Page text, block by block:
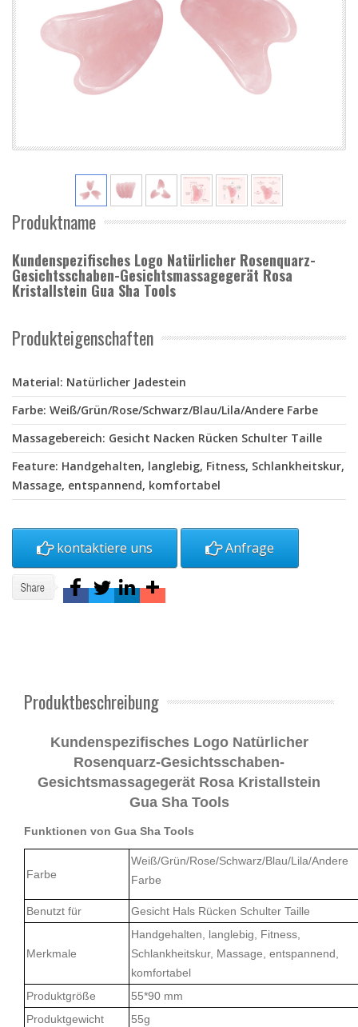
Produktname
Kundenspezifisches Logo Natürlicher Rosenquarz-
Gesichtsschaben-Gesichtsmassagegerät Rosa
Kristallstein Gua Sha Tools
Produkteigenschaften
Material: Natürlicher Jadestein
Farbe: Weiß/Grün/Rose/Schwarz/Blau/Lila/Andere Farbe
Massagebereich: Gesicht Nacken Rücken Schulter Taille
Feature: Handgehalten, langlebig, Fitness, Schlankheitskur,
Massage, entspannend, komfortabel
kontaktiere uns Anfrage
Produktbeschreibung
Kundenspezifisches Logo Natürlicher
Rosenquarz-Gesichtsschaben-
Gesichtsmassagegerät Rosa Kristallstein
Gua Sha Tools
Funktionen von Gua Sha Tools
Farbe
Weiß/Grün/Rose/Schwarz/Blau/Lila/Andere
Farbe
Benutzt für Gesicht Hals Rücken Schulter Taille
Merkmale
Handgehalten, langlebig, Fitness,
Schlankheitskur, Massage, entspannend,
komfortabel
Produktgröße
55*90 mm
Produktgewicht
55g